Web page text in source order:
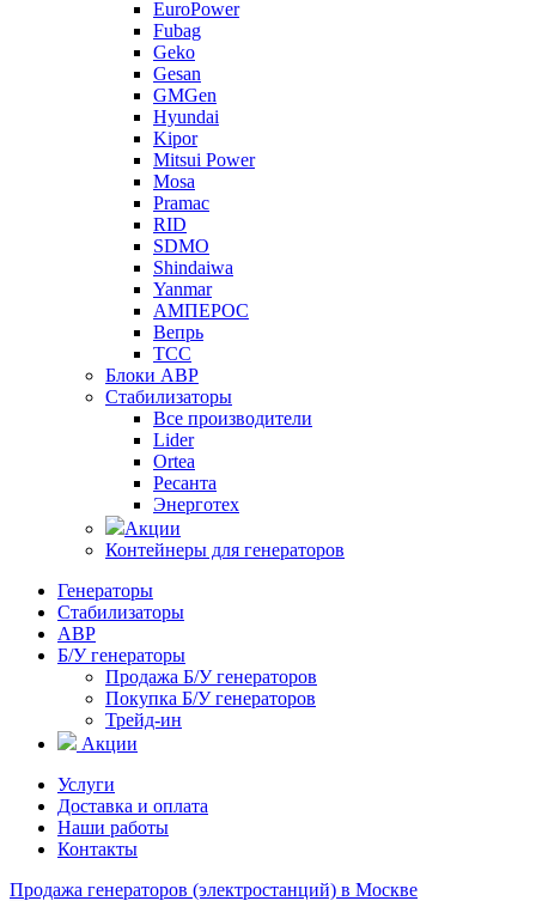
EuroPower
Fubag
Geko
Gesan
GMGen
Hyundai
Kipor
Mitsui Power
Mosa
Pramac
RID
SDMO
Shindaiwa
Yanmar
АМПЕРОС
Вепрь
ТСС
Блоки АВР
Стабилизаторы
Все производители
Lider
Ortea
Ресанта
Энерготех
Акции
Контейнеры для генераторов
Генераторы
Стабилизаторы
АВР
Б/У генераторы
Продажа Б/У генераторов
Покупка Б/У генераторов
Трейд-ин
Акции
Услуги
Доставка и оплата
Наши работы
Контакты
Продажа генераторов (электростанций) в Москве